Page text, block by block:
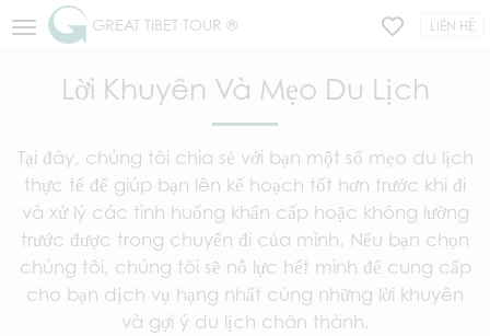
GREAT TIBET TOUR ® LIÊN HỆ
Lời Khuyên Và Mẹo Du Lịch
Tại đây, chúng tôi chia sẻ với bạn một số mẹo du lịch
thực tế để giúp bạn lên kế hoạch tốt hơn trước khi đi
và xử lý các tình huống khẩn cấp hoặc không lường
trước được trong chuyến đi của mình. Nếu bạn chọn
chúng tôi, chúng tôi sẽ nỗ lực hết mình để cung cấp
cho bạn dịch vụ hạng nhất cùng những lời khuyên
và gợi ý du lịch chân thành.